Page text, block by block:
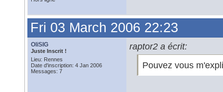
Fri 03 March 2006 22:23
OliSIG
Juste Inscrit !
Lieu: Rennes
Date d'inscription: 4 Jan 2006
Messages: 7
raptor2 a écrit:
Pouvez vous